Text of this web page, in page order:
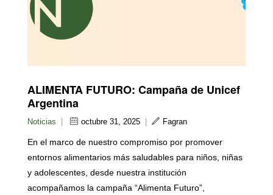
ALIMENTA FUTURO: Campaña de Unicef
Argentina
Noticias octubre 31, 2025 Fagran
En el marco de nuestro compromiso por promover
entornos alimentarios más saludables para niños, niñas
y adolescentes, desde nuestra institución
acompañamos la campaña “Alimenta Futuro”,